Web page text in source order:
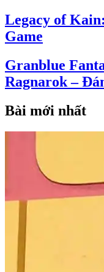
Legacy of
Game
Granblue
Ragnarok –
Bài mới nhất